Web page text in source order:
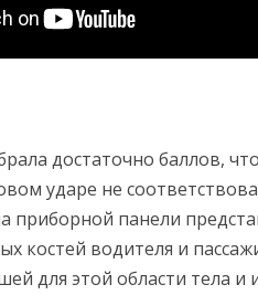
достаточно баллов,
ударе не
приборной панели
костей водителя и
для этой области тела